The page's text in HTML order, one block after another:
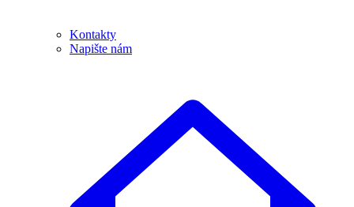
Kontakty
Napište nám